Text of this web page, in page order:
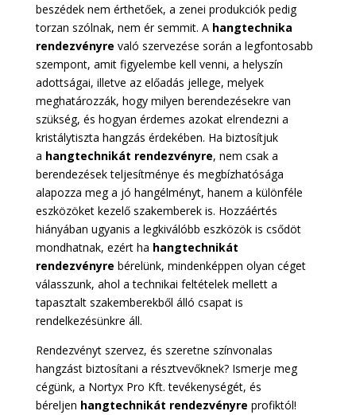
beszédek nem érthetőek, a zenei produkciók pedig
torzan szólnak, nem ér semmit. A hangtechnika
rendezvényre való szervezése során a legfontosabb
szempont, amit figyelembe kell venni, a helyszín
adottságai, illetve az előadás jellege, melyek
meghatározzák, hogy milyen berendezésekre van
szükség, és hogyan érdemes azokat elrendezni a
kristálytiszta hangzás érdekében. Ha biztosítjuk
a hangtechnikát rendezvényre, nem csak a
berendezések teljesítménye és megbízhatósága
alapozza meg a jó hangélményt, hanem a különféle
eszközöket kezelő szakemberek is. Hozzáértés
hiányában ugyanis a legkiválóbb eszközök is csődöt
mondhatnak, ezért ha hangtechnikát
rendezvényre bérelünk, mindenképpen olyan céget
válasszunk, ahol a technikai feltételek mellett a
tapasztalt szakemberekből álló csapat is
rendelkezésünkre áll.
Rendezvényt szervez, és szeretne színvonalas
hangzást biztosítani a résztvevőknek? Ismerje meg
cégünk, a Nortyx Pro Kft. tevékenységét, és
béreljen hangtechnikát rendezvényre profiktól!